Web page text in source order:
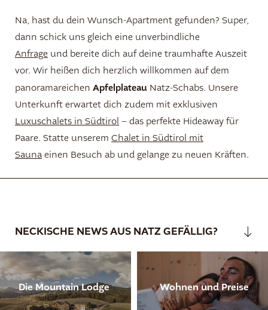
zum unvergesslichen Erlebnis. Jedes Apartment ist mit
dem Aufzug erreichbar.
Na, hast du dein Wunsch-Apartment gefunden? Super,
dann schick uns gleich eine unverbindliche
Anfrage und bereite dich auf deine traumhafte Auszeit
vor. Wir heißen dich herzlich willkommen auf dem
panoramareichen Apfelplateau Natz-Schabs. Unsere
Unterkunft erwartet dich zudem mit exklusiven
Luxuschalets in Südtirol – das perfekte Hideaway für
Paare. Statte unserem Chalet in Südtirol mit
Sauna einen Besuch ab und gelange zu neuen Kräften.
NECKISCHE NEWS AUS NATZ GEFÄLLIG?
Die Mountain Lodge Wohnen und Preise